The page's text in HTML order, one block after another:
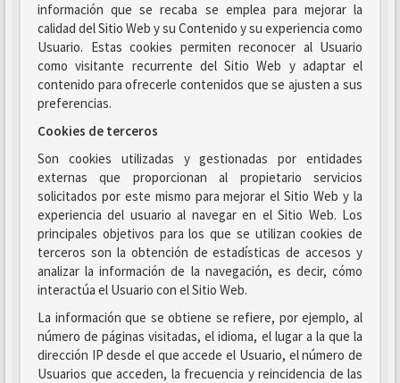
información que se recaba se emplea para mejorar la
calidad del Sitio Web y su Contenido y su experiencia como
Usuario. Estas cookies permiten reconocer al Usuario
como visitante recurrente del Sitio Web y adaptar el
contenido para ofrecerle contenidos que se ajusten a sus
preferencias.
Cookies de terceros
Son cookies utilizadas y gestionadas por entidades
externas que proporcionan al propietario servicios
solicitados por este mismo para mejorar el Sitio Web y la
experiencia del usuario al navegar en el Sitio Web. Los
principales objetivos para los que se utilizan cookies de
terceros son la obtención de estadísticas de accesos y
analizar la información de la navegación, es decir, cómo
interactúa el Usuario con el Sitio Web.
La información que se obtiene se refiere, por ejemplo, al
número de páginas visitadas, el idioma, el lugar a la que la
dirección IP desde el que accede el Usuario, el número de
Usuarios que acceden, la frecuencia y reincidencia de las